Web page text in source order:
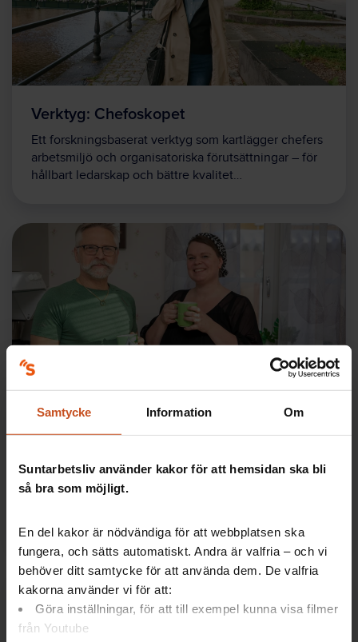
Samtycke Information Om
Suntarbetsliv använder kakor för att hemsidan ska bli
så bra som möjligt.
En del kakor är nödvändiga för att webbplatsen ska
fungera, och sätts automatiskt. Andra är valfria – och vi
behöver ditt samtycke för att använda dem. De valfria
kakorna använder vi för att:
Göra inställningar, för att till exempel kunna visa filmer
från Youtube
Verktyg: Chefoskopet
Ett forskningsbaserat verktyg som kartlägger chefers
arbetsmiljö och organisatoriska förutsättningar – för
hållbart ledarskap och bättre kvalitet…
Ledarskap
Här gav Chefoskopet en bättre
arbetsmiljö för alla
arbetsmiljöverktyget Chefoskopet börjar resultaten
synas. Följ med till en äldreomsorg i förändring.